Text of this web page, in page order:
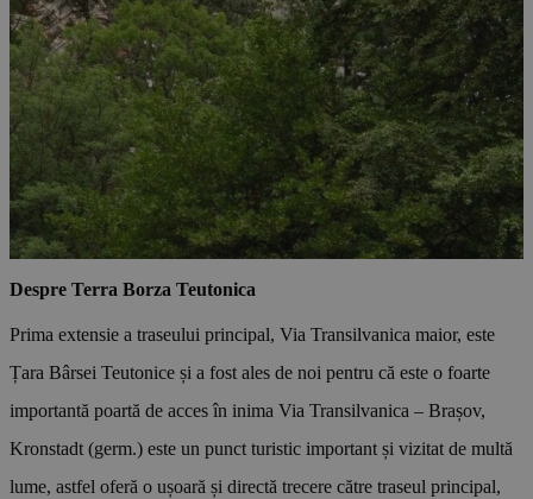
Despre Terra Borza Teutonica
Prima extensie a traseului principal, Via Transilvanica maior, este
Țara Bârsei Teutonice și a fost ales de noi pentru că este o foarte
importantă poartă de acces în inima Via Transilvanica – Brașov,
Kronstadt (germ.) este un punct turistic important și vizitat de multă
lume, astfel oferă o ușoară și directă trecere către traseul principal,